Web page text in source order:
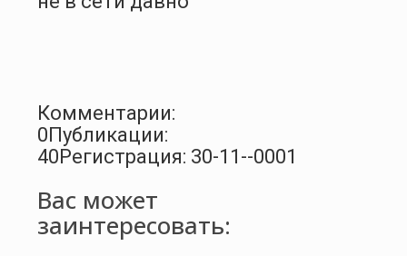
Комментарии:
0Публикации:
40Регистрация: 30-11--0001
Вас может
заинтересовать: